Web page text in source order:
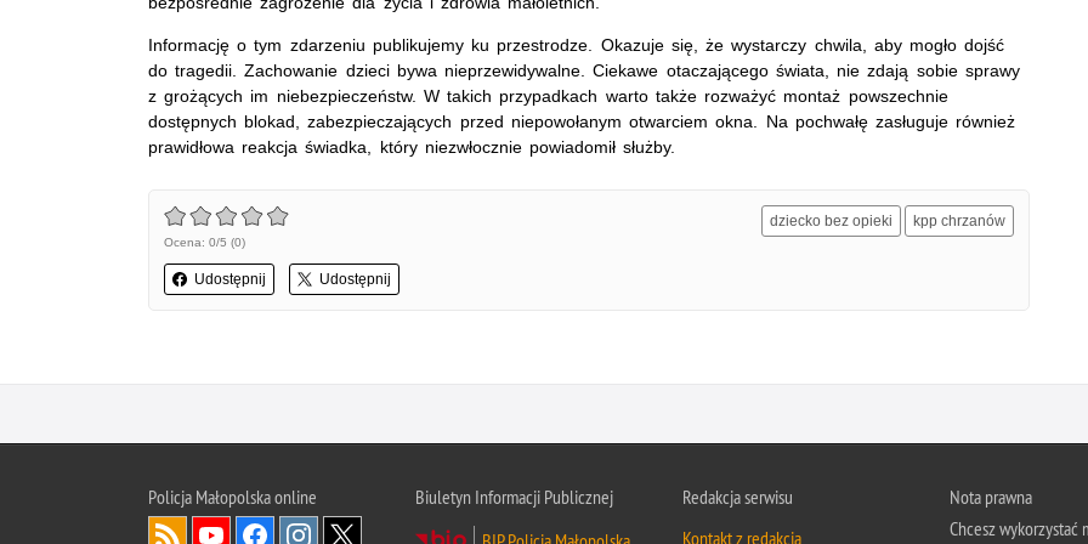
Informację o tym zdarzeniu publikujemy ku przestrodze. Okazuje się, że wystarczy chwila, aby mogło dojść
do tragedii. Zachowanie dzieci bywa nieprzewidywalne. Ciekawe otaczającego świata, nie zdają sobie sprawy
z grożących im niebezpieczeństw. W takich przypadkach warto także rozważyć montaż powszechnie
dostępnych blokad, zabezpieczających przed niepowołanym otwarciem okna. Na pochwałę zasługuje również
prawidłowa reakcja świadka, który niezwłocznie powiadomił służby.
Ocena: 0/5 (0)
Udostępnij Udostępnij
dziecko bez opieki kpp chrzanów
Policja Małopolska online
Biuletyn Informacji Publicznej
Redakcja serwisu
Kontakt z redakcją
Nota prawna
Chcesz wykorzystać